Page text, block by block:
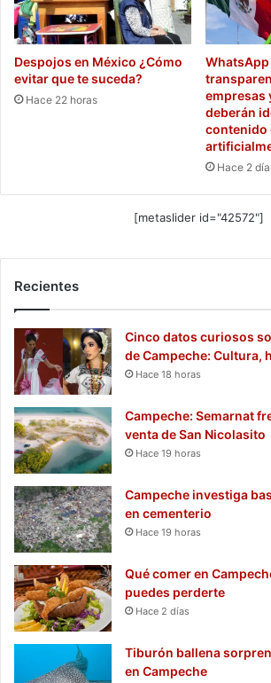
Despojos en México ¿Cómo
evitar que te suceda?
Hace 22 horas
empresas
deberán
contenido
Hace 2
[metaslider id="42572"]
Recientes
Cinco datos curiosos
de Campeche: Cultura,
Hace 18 horas
Campeche: Semarnat
venta de San Nicolasito
Hace 19 horas
Campeche investiga
en cementerio
Hace 19 horas
Qué comer en
puedes perderte
Hace 2 días
Tiburón ballena
en Campeche